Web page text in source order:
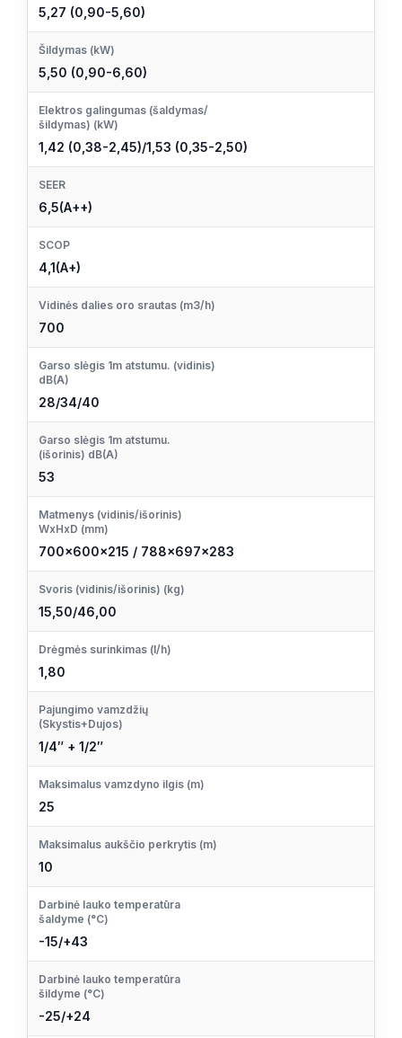
5,27 (0,90-5,60)
Šildymas (kW)
5,50 (0,90-6,60)
Elektros galingumas (šaldymas/
šildymas) (kW)
1,42 (0,38-2,45)/1,53 (0,35-2,50)
SEER
6,5(A++)
SCOP
4,1(A+)
Vidinės dalies oro srautas (m3/h)
700
Garso slėgis 1m atstumu. (vidinis)
dB(A)
28/34/40
Garso slėgis 1m atstumu.
(išorinis) dB(A)
53
Matmenys (vidinis/išorinis)
WxHxD (mm)
700x600x215 / 788x697x283
Svoris (vidinis/išorinis) (kg)
15,50/46,00
Drėgmės surinkimas (l/h)
1,80
Pajungimo vamzdžių
(Skystis+Dujos)
1/4″ + 1/2″
Maksimalus vamzdyno ilgis (m)
25
Maksimalus aukščio perkrytis (m)
10
Darbinė lauko temperatūra
šaldyme (°C)
-15/+43
Darbinė lauko temperatūra
šildyme (°C)
-25/+24